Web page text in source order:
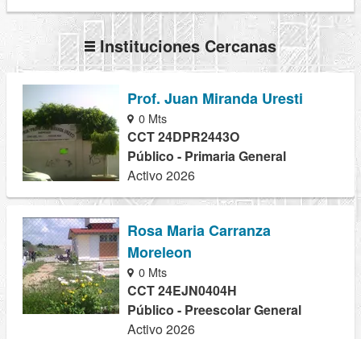
Instituciones Cercanas
Prof. Juan Miranda Uresti
0 Mts
CCT 24DPR2443O
Público - Primaria General
Activo 2026
Rosa Maria Carranza
Moreleon
0 Mts
CCT 24EJN0404H
Público - Preescolar General
Activo 2026